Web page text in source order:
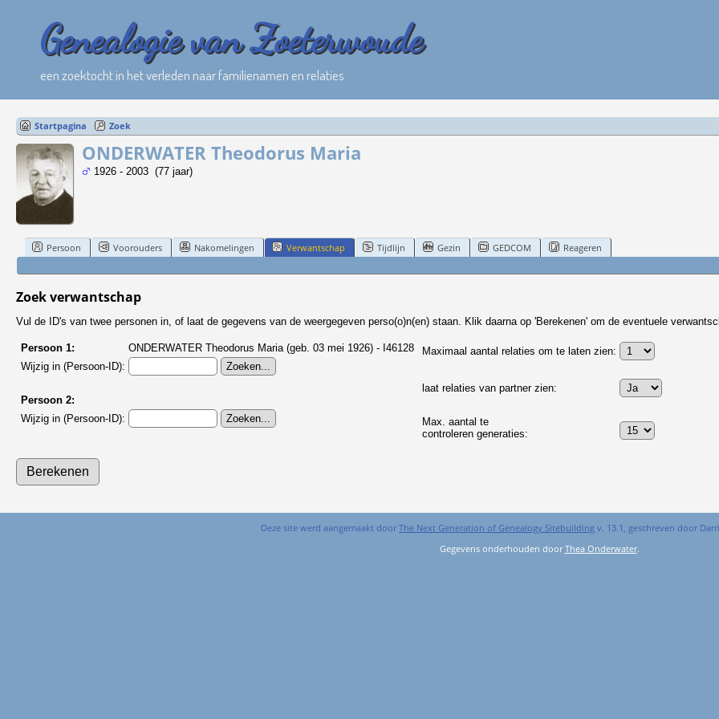
Genealogie van Zoeterwoude
een zoektocht in het verleden naar familienamen en relaties
Startpagina Zoek
ONDERWATER Theodorus Maria
1926 - 2003 (77 jaar)
Persoon Voorouders Nakomelingen Verwantschap Tijdlijn Gezin GEDCOM Reageren
Zoek verwantschap
Vul de ID's van twee personen in, of laat de gegevens van de weergegeven perso(o)n(en) staan. Klik daarna op 'Berekenen' om de eventuele
Persoon 1:
ONDERWATER Theodorus Maria (geb. 03 mei 1926) - I46128
Wijzig in (Persoon-ID):
Persoon 2:
Wijzig in (Persoon-ID):
Maximaal aantal relaties om te laten zien:
laat relaties van partner zien:
Max. aantal te
controleren generaties:
Deze site werd aangemaakt door The Next Generation of Genealogy Sitebuilding v. 13.1, geschreven door
Gegevens onderhouden doorThea Onderwater.